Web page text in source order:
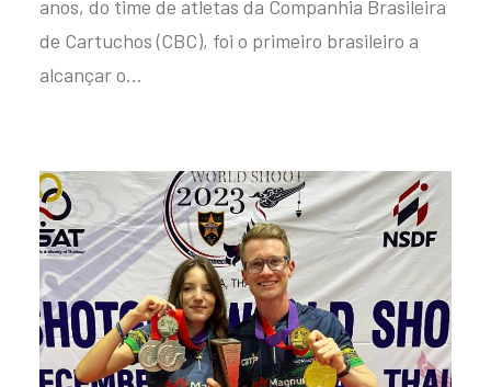
anos, do time de atletas da Companhia Brasileira
de Cartuchos (CBC), foi o primeiro brasileiro a
alcançar o…